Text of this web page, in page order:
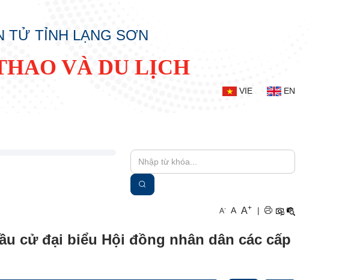
TỬ TỈNH LẠNG SƠN
VÀ DU LỊCH
VIE EN
A- A A+ |
cử đại biểu Hội đồng nhân dân các cấp